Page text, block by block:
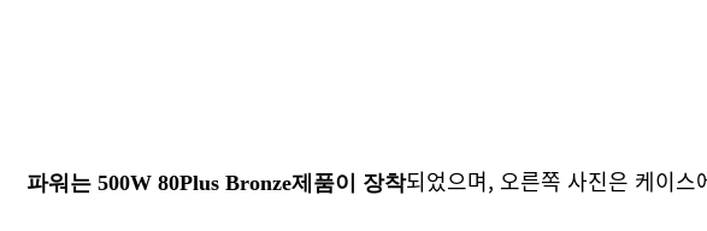
파워는 500W 80Plus Bronze제품이 장착되었으며, 오른쪽 사진은 케이